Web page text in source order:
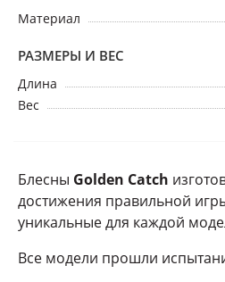
Материал
РАЗМЕРЫ И ВЕС
Длина
Вес
Блесны Golden Catch
достижения правильной
уникальные для каждой
Все модели прошли